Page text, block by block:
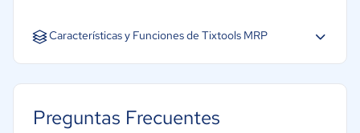
Español
Características y Funciones de Tixtools MRP
Gestión de documentos
Preguntas Frecuentes